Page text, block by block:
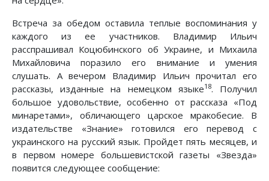
Встреча за обедом оставила теплые воспоминания у
каждого из ее участников. Владимир Ильич
расспрашивал Коцюбинского об Украине, и Михаила
Михайловича поразило его внимание и умения
слушать. А вечером Владимир Ильич прочитал его
рассказы, изданные на немецком языке18. Получил
большое удовольствие, особенно от рассказа «Под
минаретами», обличающего царское мракобесие. В
издательстве «Знание» готовился его перевод с
украинского на русский язык. Пройдет пять месяцев, и
в первом номере большевистской газеты «Звезда»
появится следующее сообщение: